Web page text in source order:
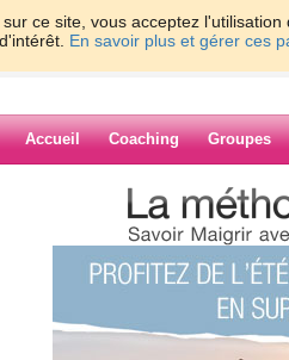
ce site, vous acceptez
En savoir plus et gérer ces
Accueil Coaching Groupes
> > UN PETIT
Blog de chip
UN PETIT MIEUX